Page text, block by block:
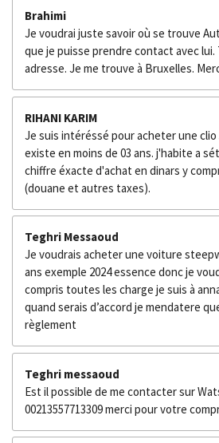
Brahimi
Je voudrai juste savoir où se trouve
que je puisse prendre contact avec lui.
adresse. Je me trouve à Bruxelles.
RIHANI KARIM
Je suis intéréssé pour acheter une
existe en moins de 03 ans. j'habite a
chiffre éxacte d'achat en dinars y
(douane et autres taxes).
Teghri Messaoud
Je voudrais acheter une voiture
ans exemple 2024 essence donc je
compris toutes les charge je suis à
quand serais d’accord je mendatere
règlement
Teghri messaoud
Est il possible de me contacter sur
00213557713309 merci pour votre